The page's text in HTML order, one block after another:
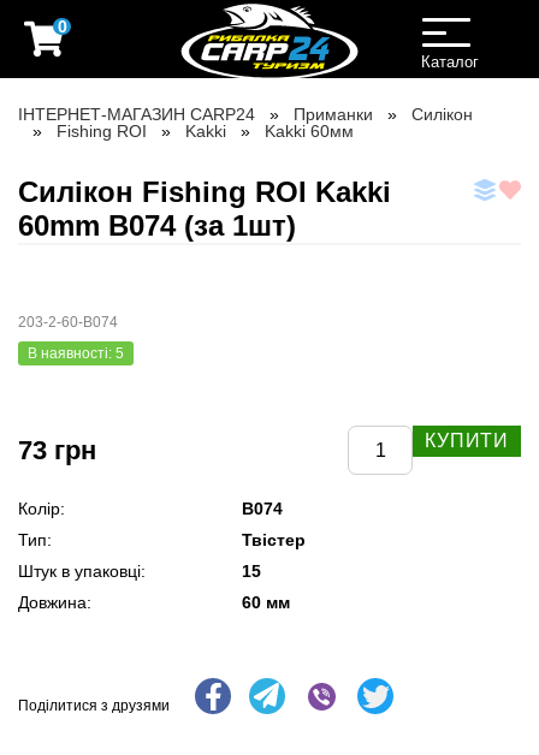
0
Toggle
navigation
Каталог
ІНТЕРНЕТ-МАГАЗИН CARP24 Приманки
Силікон
Fishing ROI
Kakki Kakki 60мм
Силікон Fishing ROI Kakki
60mm B074 (за 1шт)
203-2-60-B074
В наявності: 5
73 грн КУПИТИ
Колір:
B074
Тип:
Твістер
Штук в упаковці:
15
Довжина:
60 мм
Поділитися з друзями